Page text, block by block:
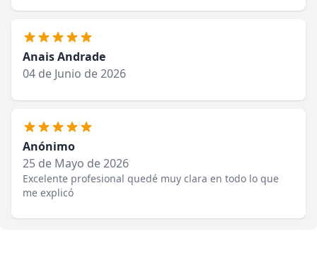
Anais Andrade
04 de Junio de 2026
Anónimo
25 de Mayo de 2026
Excelente profesional quedé muy clara en todo lo que
me explicó